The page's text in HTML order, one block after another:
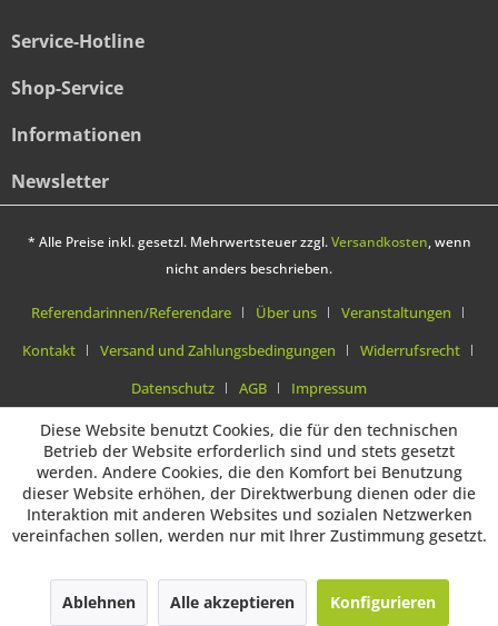
Service-Hotline
Shop-Service
Informationen
Newsletter
* Alle Preise inkl. gesetzl. Mehrwertsteuer zzgl.Versandkosten, wenn
nicht anders beschrieben.
Referendarinnen/Referendare Über uns
Veranstaltungen
Kontakt
Versand und Zahlungsbedingungen
Widerrufsrecht
Datenschutz
AGB Impressum
Diese Website benutzt Cookies, die für den technischen
Betrieb der Website erforderlich sind und stets gesetzt
werden. Andere Cookies, die den Komfort bei Benutzung
dieser Website erhöhen, der Direktwerbung dienen oder die
Interaktion mit anderen Websites und sozialen Netzwerken
vereinfachen sollen, werden nur mit Ihrer Zustimmung gesetzt.
Ablehnen Alle akzeptieren Konfigurieren